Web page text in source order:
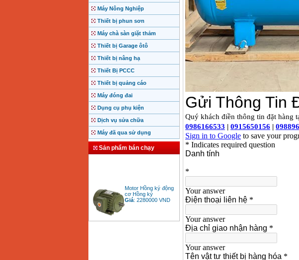
Máy Nông Nghiệp
Thiết bị phun sơn
Máy chà sàn giặt thảm
Thiết bị Garage ôtô
Thiết bị nâng hạ
Thiết Bị PCCC
Thiết bị quảng cáo
Máy đóng đai
Dụng cụ phụ kiện
Dịch vụ sửa chữa
Máy đã qua sử dụng
Sản phẩm bán chạy
cơ Hồng ký
Giá:2280000